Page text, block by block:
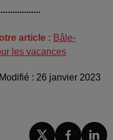
article : Bâle-
les vacances
: 26 janvier 2023